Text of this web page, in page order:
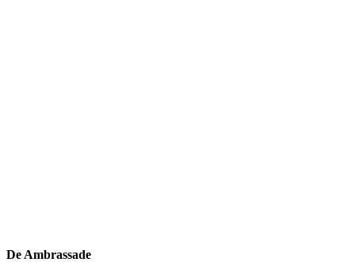
De Ambrassade